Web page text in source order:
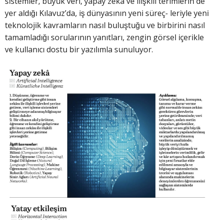
yer aldığı Kılavuz’da, iş dünyasının yeni süreç- leriyle yeni
teknolojik kavramların nasıl buluştuğu ve birbirini nasıl
tamamladığı sorularının yanıtları, zengin görsel içerikle
ve kullanıcı dostu bir yazılımla sunuluyor.